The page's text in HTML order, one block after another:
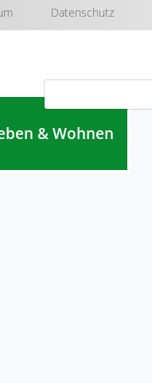
Datenschutz
& Wohnen